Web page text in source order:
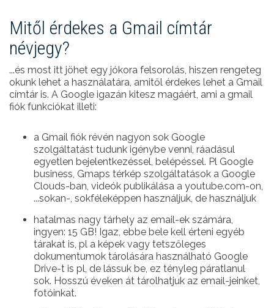
Mitől érdekes a Gmail címtár
névjegy?
...és most itt jöhet egy jókora felsorolás, hiszen rengeteg
okunk lehet a használatára, amitől érdekes lehet a Gmail
címtár is. A Google igazán kitesz magáért, ami a gmail
fiók funkciókat illeti:
a Gmail fiók révén nagyon sok Google
szolgáltatást tudunk igénybe venni, ráadásul
egyetlen bejelentkezéssel, belépéssel. Pl Google
business, Gmaps térkép szolgáltatások a Google
Clouds-ban, videók publikálása a youtube.com-on,
...sokan-, sokféleképpen használjuk, de használjuk
hatalmas nagy tárhely az email-ek számára,
ingyen: 15 GB! Igaz, ebbe bele kell érteni egyéb
tárakat is, pl a képek vagy tetszőleges
dokumentumok tárolására használható Google
Drive-t is pl, de lássuk be, ez tényleg páratlanul
sok. Hosszú éveken át tárolhatjuk az email-jeinket,
fotóinkat.